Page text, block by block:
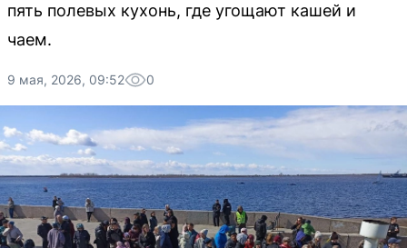
пять полевых кухонь, где угощают кашей и
чаем.
9 мая, 2026, 09:52 0